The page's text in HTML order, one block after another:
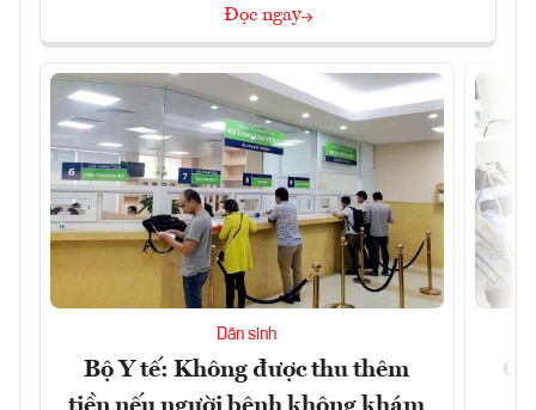
Đọc ngay
Dân sinh
Bộ Y tế: Không được thu thêm